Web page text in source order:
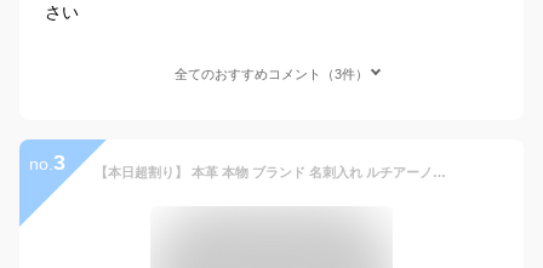
さい
全てのおすすめコメント（3件）
no. 3 【本日超割り】 本革 本物 ブランド 名刺入れ ルチアーノ・バレンチノ メンズ レディース ブラック ブラウン ライトブラウン グリーン 黒 濃茶 薄茶 緑 本革小物 ブランド雑貨 ギフト レザー sai118-sai120 アクセONE あす楽 新作 服 冬 冬服 冬物 春